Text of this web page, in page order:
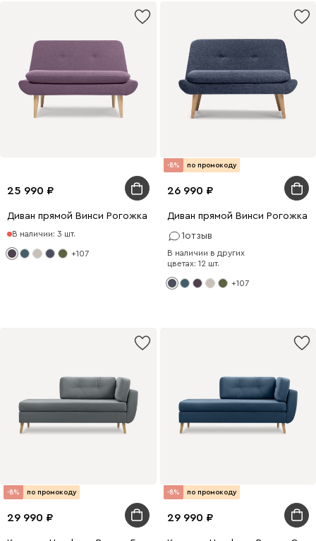
25 990
Диван прямой Винси Рогожка Фиолетовый
В наличии: 3 шт.
+107
-8% по промокоду
26 990
Диван прямой Винси Рогожка
1отзыв
В наличии в других
цветах: 12 шт.
+107
-8% по промокоду
29 990
-8% по промокоду
29 990